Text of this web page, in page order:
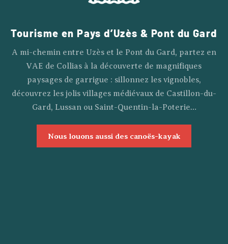
Tourisme en Pays d’Uzès & Pont du Gard
A mi-chemin entre Uzès et le Pont du Gard, partez en
VAE de Collias à la découverte de magnifiques
paysages de garrigue : sillonnez les vignobles,
découvrez les jolis villages médiévaux de Castillon-du-
Gard, Lussan ou Saint-Quentin-la-Poterie…
Nous louons aussi des canoës-kayak